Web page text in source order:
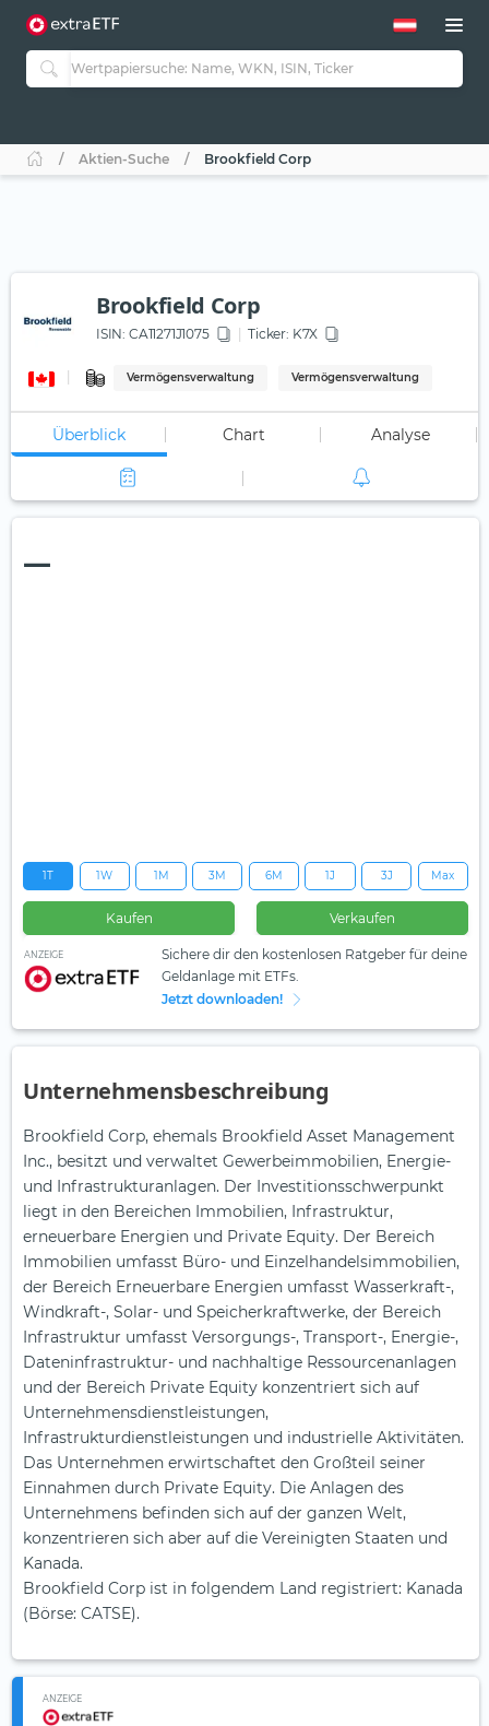
Aktien-Suche Brookfield Corp
Brookfield Corp
ISIN: CA11271J1075 Ticker: K7X
Vermögensverwaltung Vermögensverwaltung
Überblick Chart Analyse
—
1T 1W 1M 3M 6M 1J 3J Max
Kaufen Verkaufen
ANZEIGE
Sichere dir den kostenlosen Ratgeber für deine
Geldanlage mit ETFs.
Jetzt downloaden!
Unternehmensbeschreibung
Brookfield Corp, ehemals Brookfield Asset Management
Inc., besitzt und verwaltet Gewerbeimmobilien, Energie-
und Infrastrukturanlagen. Der Investitionsschwerpunkt
liegt in den Bereichen Immobilien, Infrastruktur,
erneuerbare Energien und Private Equity. Der Bereich
Immobilien umfasst Büro- und Einzelhandelsimmobilien,
der Bereich Erneuerbare Energien umfasst Wasserkraft-,
Windkraft-, Solar- und Speicherkraftwerke, der Bereich
Infrastruktur umfasst Versorgungs-, Transport-, Energie-,
Dateninfrastruktur- und nachhaltige Ressourcenanlagen
und der Bereich Private Equity konzentriert sich auf
Unternehmensdienstleistungen,
Infrastrukturdienstleistungen und industrielle Aktivitäten.
Das Unternehmen erwirtschaftet den Großteil seiner
Einnahmen durch Private Equity. Die Anlagen des
Unternehmens befinden sich auf der ganzen Welt,
konzentrieren sich aber auf die Vereinigten Staaten und
Kanada.
Brookfield Corp ist in folgendem Land registriert: Kanada
(Börse: CATSE).
ANZEIGE